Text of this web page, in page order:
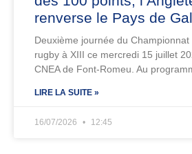
renverse le Pays de
Deuxième journée du Championnat
rugby à XIII ce mercredi 15 juillet
CNEA de Font-Romeu. Au
LIRE LA SUITE »
16/07/2026 12:45